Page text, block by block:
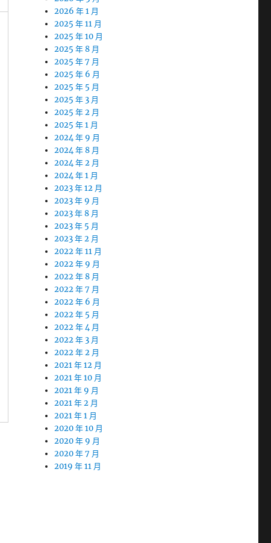
2026 年 1 月
2025 年 11 月
2025 年 10 月
2025 年 8 月
2025 年 7 月
2025 年 6 月
2025 年 5 月
2025 年 3 月
2025 年 2 月
2025 年 1 月
2024 年 9 月
2024 年 8 月
2024 年 2 月
2024 年 1 月
2023 年 12 月
2023 年 9 月
2023 年 8 月
2023 年 5 月
2023 年 2 月
2022 年 11 月
2022 年 9 月
2022 年 8 月
2022 年 7 月
2022 年 6 月
2022 年 5 月
2022 年 4 月
2022 年 3 月
2022 年 2 月
2021 年 12 月
2021 年 10 月
2021 年 9 月
2021 年 2 月
2021 年 1 月
2020 年 10 月
2020 年 9 月
2020 年 7 月
2019 年 11 月